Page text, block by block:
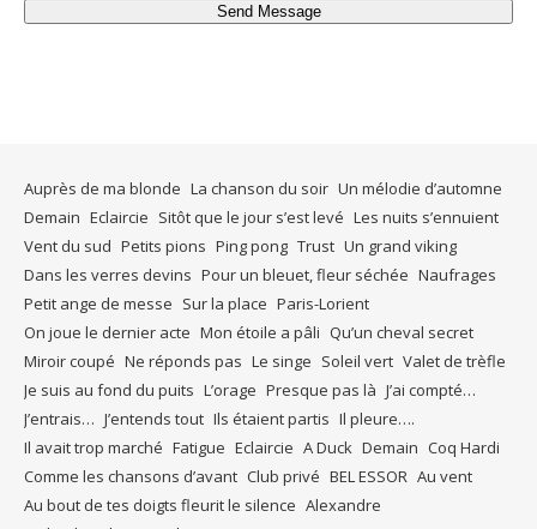
Send Message
Auprès de ma blonde La chanson du soir Un mélodie d’automne
Demain Eclaircie Sitôt que le jour s’est levé Les nuits s’ennuient
Vent du sud Petits pions Ping pong Trust Un grand viking
Dans les verres devins Pour un bleuet, fleur séchée Naufrages
Petit ange de messe Sur la place Paris-Lorient
On joue le dernier acte Mon étoile a pâli Qu’un cheval secret
Miroir coupé Ne réponds pas Le singe Soleil vert Valet de trèfle
Je suis au fond du puits L’orage Presque pas là J’ai compté…
J’entrais… J’entends tout Ils étaient partis Il pleure….
Il avait trop marché Fatigue Eclaircie A Duck Demain Coq Hardi
Comme les chansons d’avant Club privé BEL ESSOR Au vent
Au bout de tes doigts fleurit le silence Alexandre